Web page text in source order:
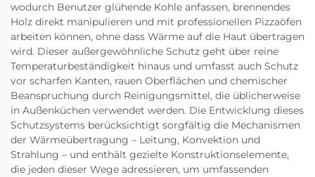
wodurch Benutzer glühende Kohle anfassen, brennendes
Holz direkt manipulieren und mit professionellen Pizzaöfen
arbeiten können, ohne dass Wärme auf die Haut übertragen
wird. Dieser außergewöhnliche Schutz geht über reine
Temperaturbeständigkeit hinaus und umfasst auch Schutz
vor scharfen Kanten, rauen Oberflächen und chemischer
Beanspruchung durch Reinigungsmittel, die üblicherweise
in Außenküchen verwendet werden. Die Entwicklung dieses
Schutzsystems berücksichtigt sorgfältig die Mechanismen
der Wärmeübertragung – Leitung, Konvektion und
Strahlung – und enthält gezielte Konstruktionselemente,
die jeden dieser Wege adressieren, um umfassenden